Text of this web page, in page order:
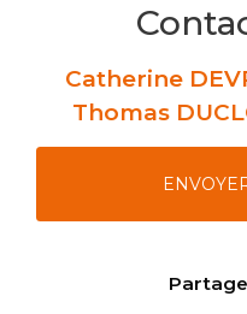
Catherine
Thomas